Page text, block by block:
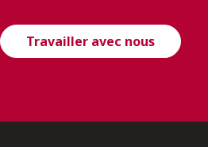
Travailler avec nous